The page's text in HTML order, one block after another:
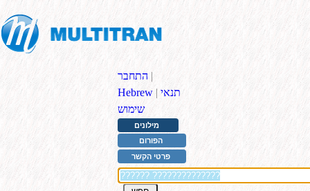
התחבר |
Hebrew | תנאי
שימוש
מילונים
הפורום
פרטי הקשר